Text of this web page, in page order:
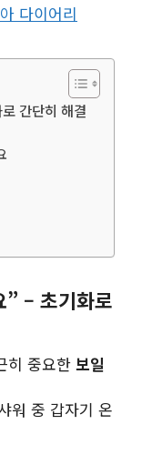
다이어리
간단히 해결
” – 초기화로
히 중요한 보일
워 중 갑자기 온